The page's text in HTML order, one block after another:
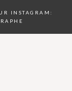
INSTAGRAM: